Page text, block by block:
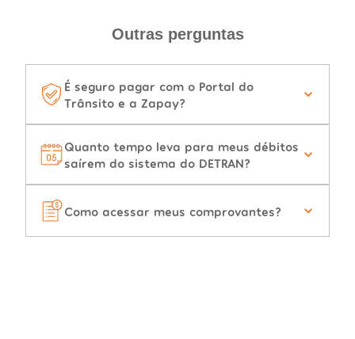
Outras perguntas
É seguro pagar com o Portal do
Trânsito e a Zapay?
Quanto tempo leva para meus débitos
saírem do sistema do DETRAN?
Como acessar meus comprovantes?